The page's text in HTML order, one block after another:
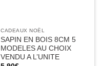
CADEAUX NOËL
SAPIN EN BOIS 8CM 5
MODELES AU CHOIX
VENDU A L’UNITE